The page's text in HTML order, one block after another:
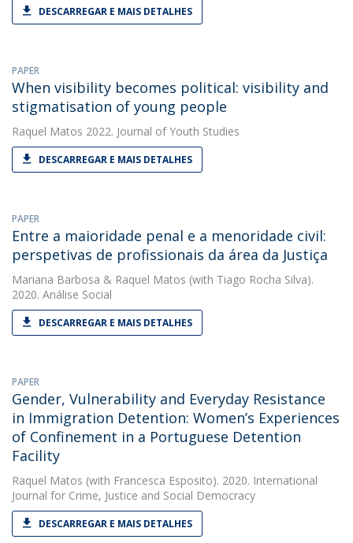
DESCARREGAR E MAIS DETALHES
PAPER
When visibility becomes political: visibility and
stigmatisation of young people
Raquel Matos 2022. Journal of Youth Studies
DESCARREGAR E MAIS DETALHES
PAPER
Entre a maioridade penal e a menoridade civil:
perspetivas de profissionais da área da Justiça
Mariana Barbosa & Raquel Matos (with Tiago Rocha Silva).
2020. Análise Social
DESCARREGAR E MAIS DETALHES
PAPER
Gender, Vulnerability and Everyday Resistance
in Immigration Detention: Women’s Experiences
of Confinement in a Portuguese Detention
Facility
Raquel Matos (with Francesca Esposito). 2020. International
Journal for Crime, Justice and Social Democracy
DESCARREGAR E MAIS DETALHES